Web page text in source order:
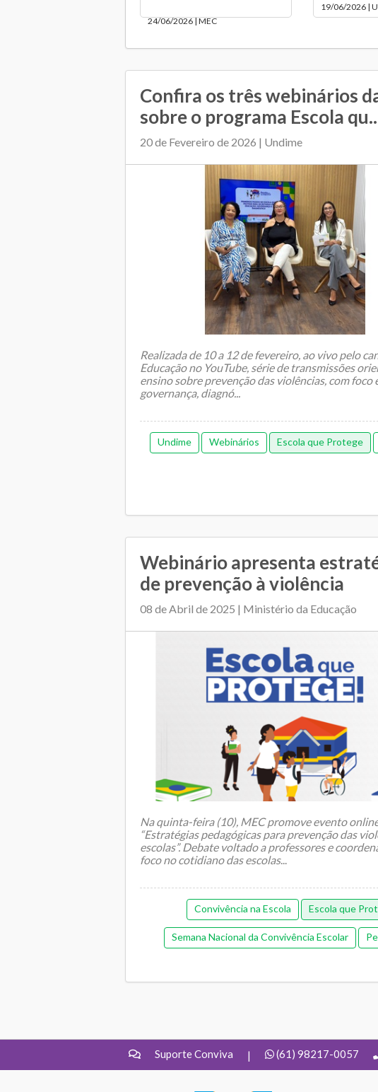
24/06/2026 | MEC
19/06/2026 |
Confira os três webinários
sobre o programa Escola
20 de Fevereiro de 2026 | Undime
Realizada de 10 a 12 de fevereiro, ao vivo pelo
Educação no YouTube, série de transmissões
ensino sobre prevenção das violências, com foco
governança, diagnó...
Undime Webinários Escola que Protege
Webinário apresenta
de prevenção à violência
08 de Abril de 2025 | Ministério da Educação
Na quinta-feira (10), MEC promove evento
“Estratégias pedagógicas para prevenção das
escolas”. Debate voltado a professores e
foco no cotidiano das escolas...
Convivência na Escola Escola que
Semana Nacional da Convivência Escolar
Suporte Conviva | (61) 98217-0057